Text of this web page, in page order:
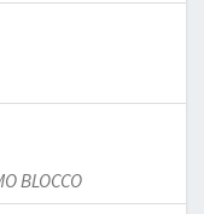
BLOCCO